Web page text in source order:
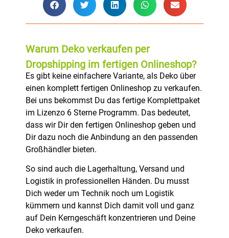
Warum Deko verkaufen per
Dropshipping im fertigen Onlineshop?
Es gibt keine einfachere Variante, als Deko über
einen komplett fertigen Onlineshop zu verkaufen.
Bei uns bekommst Du das fertige Komplettpaket
im Lizenzo 6 Sterne Programm. Das bedeutet,
dass wir Dir den fertigen Onlineshop geben und
Dir dazu noch die Anbindung an den passenden
Großhändler bieten.
So sind auch die Lagerhaltung, Versand und
Logistik in professionellen Händen. Du musst
Dich weder um Technik noch um Logistik
kümmern und kannst Dich damit voll und ganz
auf Dein Kerngeschäft konzentrieren und Deine
Deko verkaufen.